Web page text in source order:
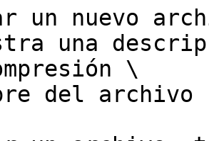
un nuevo
una
\
del archivo